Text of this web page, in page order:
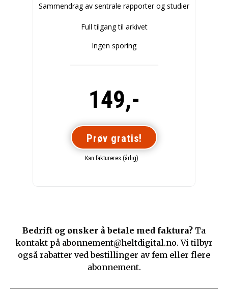
Sammendrag av sentrale rapporter og studier
Full tilgang til arkivet
Ingen sporing
149,-
Prøv gratis!
Kan faktureres (årlig)
Bedrift og ønsker å betale med faktura? Ta
kontakt på abonnement@heltdigital.no. Vi tilbyr
også rabatter ved bestillinger av fem eller flere
abonnement.